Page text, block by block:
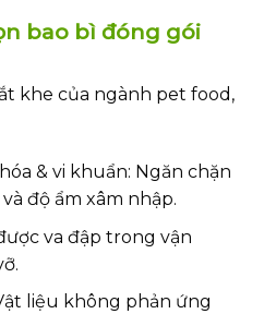
bao bì đóng gói
khe của ngành pet food,
& vi khuẩn: Ngăn chặn
độ ẩm xâm nhập.
va đập trong vận
liệu không phản ứng